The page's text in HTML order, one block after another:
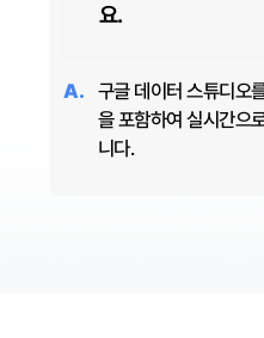
요.
구글 데이터 스튜디오
을 포함하여 실시간으
니다.